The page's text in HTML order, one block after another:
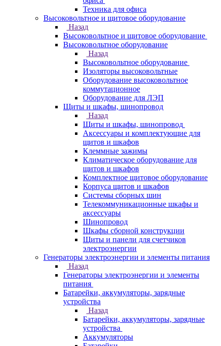
Техника для офиса
Высоковольтное и щитовое оборудование
Назад
Высоковольтное и щитовое оборудование
Высоковольтное оборудование
Назад
Высоковольтное оборудование
Изоляторы высоковольтные
Оборудование высоковольтное
коммутационное
Оборудование для ЛЭП
Щиты и шкафы, шинопровод
Назад
Щиты и шкафы, шинопровод
Аксессуары и комплектующие для
щитов и шкафов
Клеммные зажимы
Климатическое оборудование для
щитов и шкафов
Комплектное щитовое оборудование
Корпуса щитов и шкафов
Системы сборных шин
Телекоммуникационные шкафы и
аксессуары
Шинопровод
Шкафы сборной конструкции
Щиты и панели для счетчиков
электроэнергии
Генераторы электроэнергии и элементы питания
Назад
Генераторы электроэнергии и элементы
питания
Батарейки, аккумуляторы, зарядные
устройства
Назад
Батарейки, аккумуляторы, зарядные
устройства
Аккумуляторы